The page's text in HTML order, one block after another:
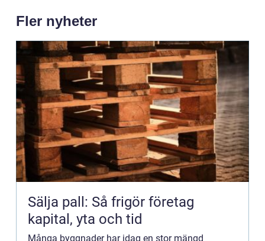
Fler nyheter
Sälja pall: Så frigör företag
kapital, yta och tid
Många byggnader har idag en stor mängd